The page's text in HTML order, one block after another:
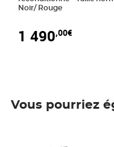
Noir/ Rouge
1 490,00€
Vous pourriez